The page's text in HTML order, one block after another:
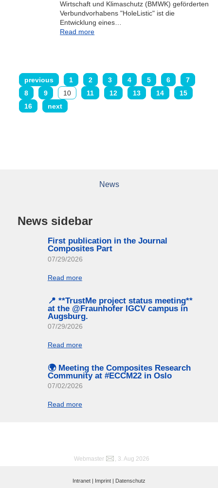
Wirtschaft und Klimaschutz (BMWK) geförderten
Verbundvorhabens "HoleListic" ist die
Entwicklung eines…
Read more
previous 1 2 3 4 5 6
7
8
9 10 11 12 13 14
15
16
next
News
News sidebar
First publication in the Journal
Composites Part
07/29/2026
Read more
📍 **TrustMe project status meeting**
at the @Fraunhofer IGCV campus in
Augsburg.
07/29/2026
Read more
🌍 Meeting the Composites Research
Community at #ECCM22 in Oslo
07/02/2026
Read more
Webmaster , 3. Aug 2026
Intranet | Imprint | Datenschutz